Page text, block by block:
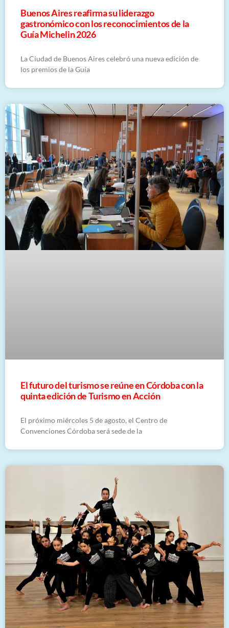
Buenos Aires reafirma su liderazgo
gastronómico con los reconocimientos de la
Guía Michelin 2026
La Ciudad de Buenos Aires celebró una nueva edición de
los premios de la Guía
El futuro del turismo se reúne en Córdoba con la
quinta edición de Turismo en Acción
El próximo miércoles 5 de agosto, el Centro de
Convenciones Córdoba será sede de la